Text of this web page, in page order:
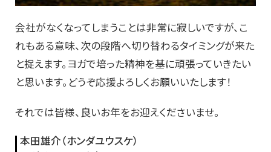
会社がなくなってしまうことは非常に寂しいですが、こ
れもある意味、次の段階へ切り替わるタイミングが来た
と捉えます。ヨガで培った精神を基に頑張っていきたい
と思います。どうぞ応援よろしくお願いいたします！
それでは皆様、良いお年をお迎えくださいませ。
本田雄介（ホンダユウスケ）